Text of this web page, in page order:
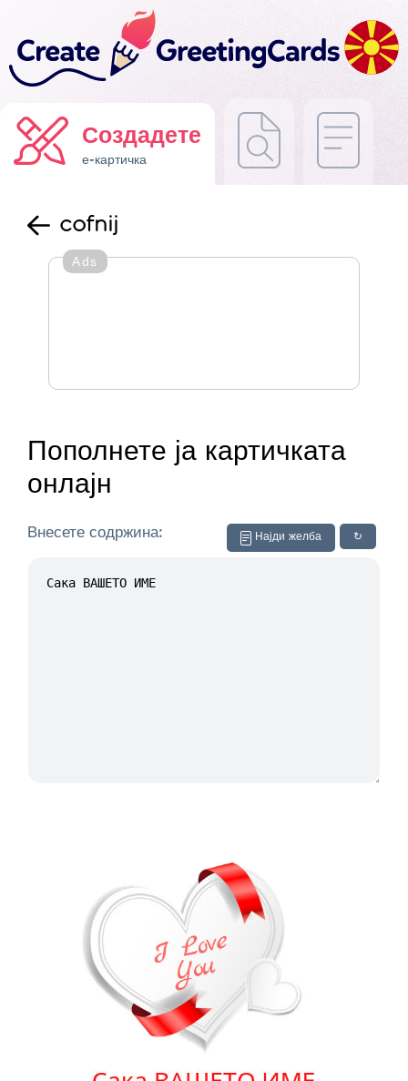
Создадете
е-картичка
cofnij
Ads
Пополнете ја картичката
онлајн
↻
Најди желба
Внесете содржина: